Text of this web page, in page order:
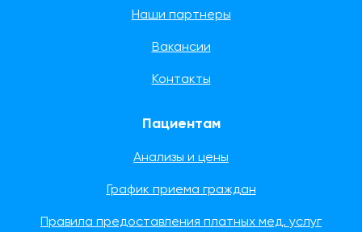
Наши партнеры
Вакансии
Контакты
Пациентам
Анализы и цены
График приема граждан
Правила предоставления платных мед. услуг